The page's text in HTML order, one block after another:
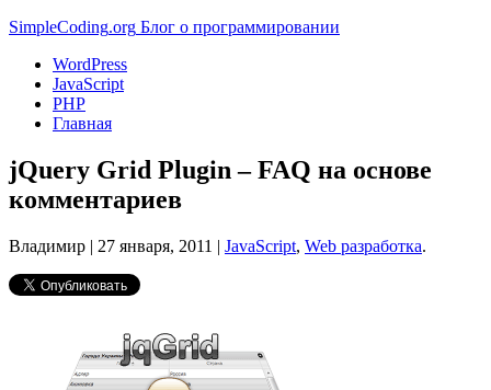
SimpleCoding.org Блог о программировании
WordPress
JavaScript
PHP
Главная
jQuery Grid Plugin – FAQ на основе
комментариев
Владимир | 27 января, 2011 | JavaScript, Web разработка.